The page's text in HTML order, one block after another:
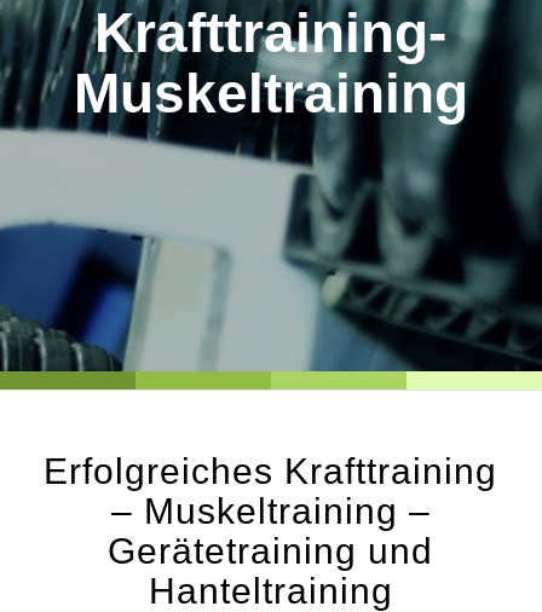
Krafttraining-
Muskeltraining
Erfolgreiches Krafttraining
– Muskeltraining –
Gerätetraining und
Hanteltraining